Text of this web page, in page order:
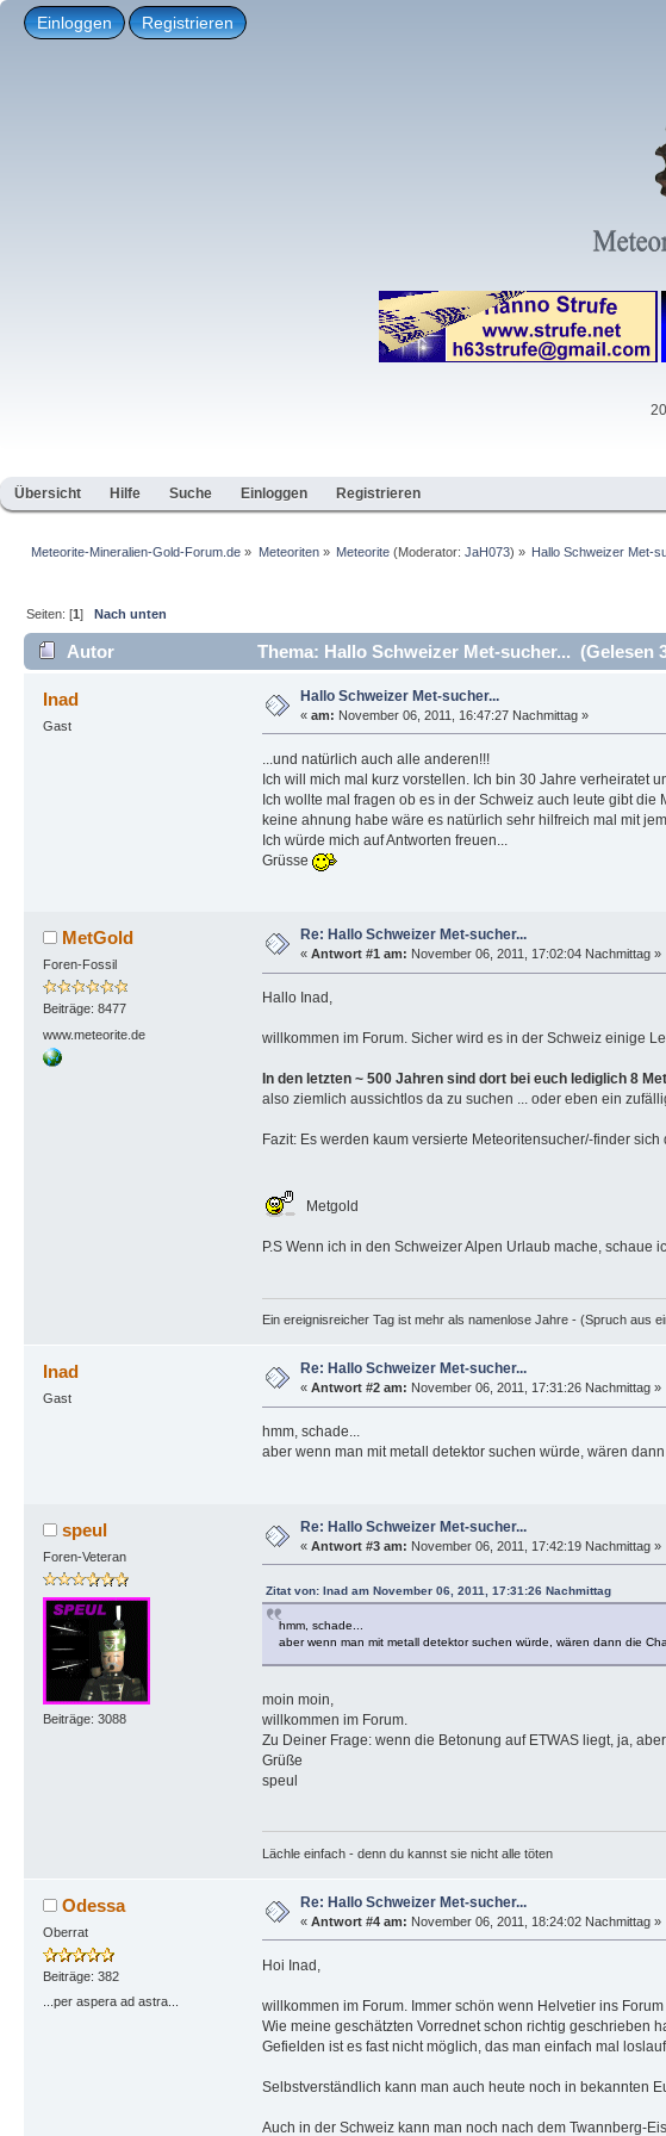
Einloggen Registrieren
Übersicht Hilfe Suche Einloggen Registrieren
Meteorite-Mineralien-Gold-Forum.de » Meteoriten» Meteorite(Moderator: JaH073) » Hallo Schweizer Met-
Seiten: [1]Nach unten
Autor Thema: Hallo Schweizer Met-sucher... (Gelesen
Inad
Gast
Hallo Schweizer Met-sucher...
« am: November 06, 2011, 16:47:27 Nachmittag »
...und natürlich auch alle anderen!!!
Ich will mich mal kurz vorstellen. Ich bin 30 Jahre verheiratet
Ich wollte mal fragen ob es in der Schweiz auch leute gibt
keine ahnung habe wäre es natürlich sehr hilfreich mal mit
Ich würde mich auf Antworten freuen...
Grüsse
MetGold
Foren-Fossil
Beiträge: 8477
www.meteorite.de
Re: Hallo Schweizer Met-sucher...
« Antwort #1 am: November 06, 2011, 17:02:04 Nachmittag »
Hallo Inad,
willkommen im Forum. Sicher wird es in der Schweiz einige
In den letzten ~ 500 Jahren sind dort bei euch lediglich 8
also ziemlich aussichtlos da zu suchen ... oder eben ein
Fazit: Es werden kaum versierte Meteoritensucher/-finder
Metgold
P.S Wenn ich in den Schweizer Alpen Urlaub mache,
Ein ereignisreicher Tag ist mehr als namenlose Jahre - (Spruch aus
Inad
Gast
Re: Hallo Schweizer Met-sucher...
« Antwort #2 am: November 06, 2011, 17:31:26 Nachmittag »
hmm, schade...
aber wenn man mit metall detektor suchen würde, wären
speul
Foren-Veteran
Beiträge: 3088
Re: Hallo Schweizer Met-sucher...
« Antwort #3 am: November 06, 2011, 17:42:19 Nachmittag »
Zitat von: Inad am November 06, 2011, 17:31:26 Nachmittag
hmm, schade...
aber wenn man mit metall detektor suchen würde, wären dann die
moin moin,
willkommen im Forum.
Zu Deiner Frage: wenn die Betonung auf ETWAS liegt, ja,
Grüße
speul
Lächle einfach - denn du kannst sie nicht alle töten
Odessa
Oberrat
Beiträge: 382
...per aspera ad astra...
Re: Hallo Schweizer Met-sucher...
« Antwort #4 am: November 06, 2011, 18:24:02 Nachmittag »
Hoi Inad,
willkommen im Forum. Immer schön wenn Helvetier ins
Wie meine geschätzten Vorrednet schon richtig geschrieben
Gefielden ist es fast nicht möglich, das man einfach mal
Selbstverständlich kann man auch heute noch in bekannten
Auch in der Schweiz kann man noch nach dem Twannberg-